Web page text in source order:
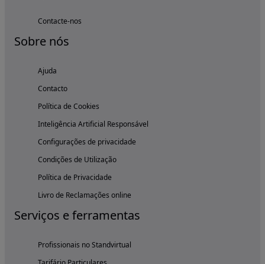
Contacte-nos
Sobre nós
Ajuda
Contacto
Política de Cookies
Inteligência Artificial Responsável
Configurações de privacidade
Condições de Utilização
Política de Privacidade
Livro de Reclamações online
Serviços e ferramentas
Profissionais no Standvirtual